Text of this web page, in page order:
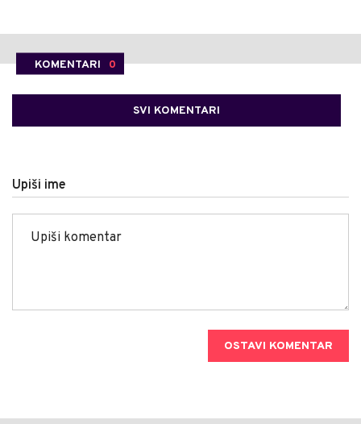
KOMENTARI 0
SVI KOMENTARI
Upiši ime
OSTAVI KOMENTAR